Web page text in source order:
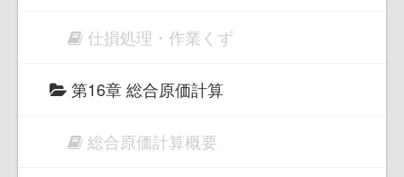
仕損処理・作業くず
第16章 総合原価計算
総合原価計算概要